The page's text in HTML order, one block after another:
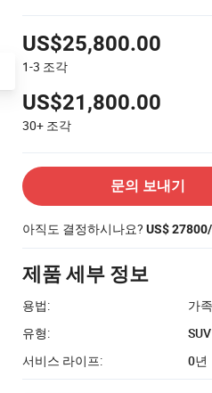
US$25,800.00
1-3 조각
US$21,800.00
30+ 조각
문의 보내기
아직도 결정하시나요? US$
제품 세부 정보
용법:
가
유형:
SUV
서비스 라이프:
0년